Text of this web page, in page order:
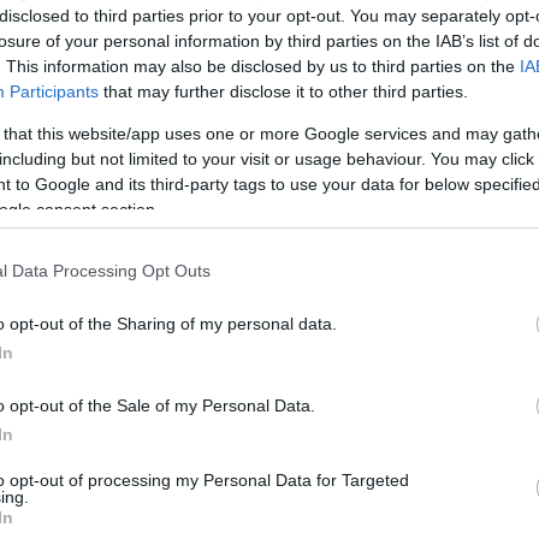
to third parties prior to your opt-out. You may separately
of your personal information by third parties on the IAB’s list of
This information may also be disclosed by us to third parties on the
Participants that may further disclose it to other third parties.
that this website/app uses one or more Google services and may
but not limited to your visit or usage behaviour. You may
to Google and its third-party tags to use your data for below
consent section.
Data Processing Opt Outs
opt-out of the Sharing of my personal data.
opt-out of the Sale of my Personal Data.
opt-out of processing my Personal Data for Targeted
Ha hihetünk a kormány Nemzeti Drogellenes Stratégiájának és
Magyarország 2020-ra kábítószermentessé válik, akkor 2019 a
kábítószermentességre felkészülés éve. Ha...
Drog Kábítószerügyi Tanács
KARDOSTAMAS
2019. 02.
12.
TOVÁBB >
HATVAN ÉV UTÁN MINDEN AKADÁLY
ALKALMAZÁSA ELŐL